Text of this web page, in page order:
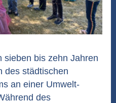
sieben bis zehn Jahren
des städtischen
an einer Umwelt-
des